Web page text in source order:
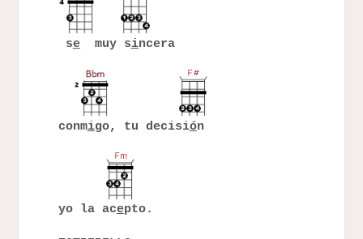
semuy sincera
conmigo, tu decisión
yo la acepto.